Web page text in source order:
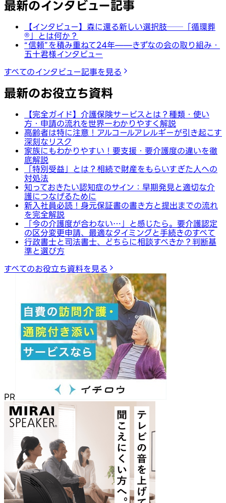
最新のインタビュー記事
【インタビュー】森に還る新しい選択肢──「循環葬
®︎」とは何か？
“信頼”を積み重ねて24年——きずなの会の取り組み・
五十君様インタビュー
すべてのインタビュー記事を見る
最新のお役立ち資料
【完全ガイド】介護保険サービスとは？種類・使い
方・申請の流れを世界一わかりやすく解説
高齢者は特に注意！アルコールアレルギーが引き起こす
深刻なリスク
家族にもわかりやすい！要支援・要介護度の違いを徹
底解説
「特別受益」とは？相続で財産をもらいすぎた人への
対処法
知っておきたい認知症のサイン：早期発見と適切な介
護につなげるために
新入社員必読！身元保証書の書き方と提出までの流れ
を完全解説
「今の介護度が合わない…」と感じたら。要介護認定
の区分変更申請、最適なタイミングと手続きのすべて
行政書士と司法書士、どちらに相談すべきか？判断基
準と選び方
すべてのお役立ち資料を見る
PR